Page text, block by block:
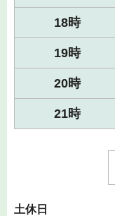
18時
19時
20時
21時
土休日